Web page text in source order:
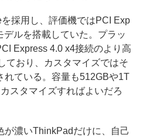
採用し、評価機ではPCI Exp
ルを搭載していた。プラッ
Express 4.0 x4接続のより高
ており、カスタマイズではそ
れている。容量も512GBや1T
スタマイズすればよいだろ
濃いThinkPadだけに、自己